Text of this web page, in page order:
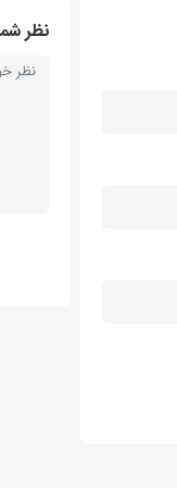
نظر